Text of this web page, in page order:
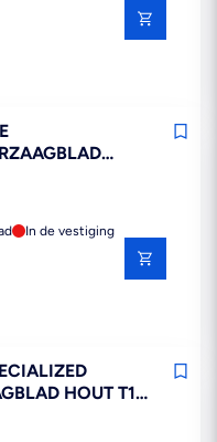
In de vestiging
HOUT T16